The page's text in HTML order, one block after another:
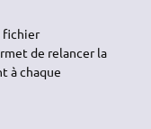
fichier
de relancer la
à chaque